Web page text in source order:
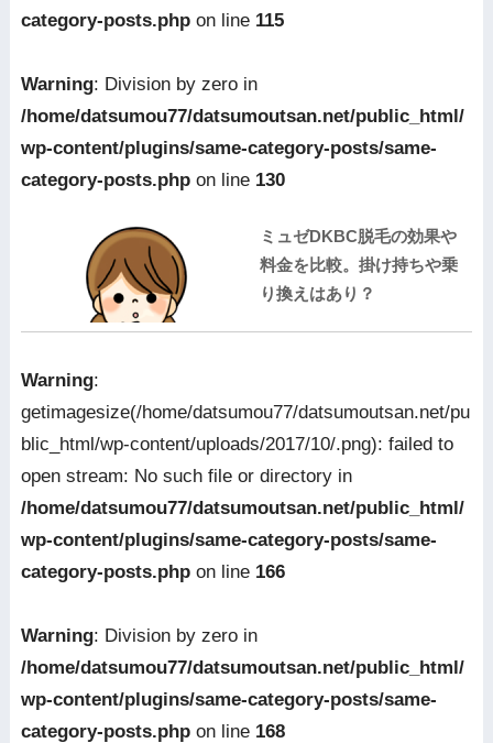
category-posts.phpon line 115
Warning: Division by zero in
/home/datsumou77/datsumoutsan.net/public_html/
wp-content/plugins/same-category-posts/same-
category-posts.phpon line 130
ミュゼDKBC脱毛の効果や
料金を比較。掛け持ちや乗
り換えはあり？
Warning:
getimagesize(/home/datsumou77/datsumoutsan.net/pu
blic_html/wp-content/uploads/2017/10/.png): failed to
open stream: No such file or directory in
/home/datsumou77/datsumoutsan.net/public_html/
wp-content/plugins/same-category-posts/same-
category-posts.phpon line 166
Warning: Division by zero in
/home/datsumou77/datsumoutsan.net/public_html/
wp-content/plugins/same-category-posts/same-
category-posts.phpon line 168